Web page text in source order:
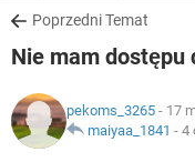
SPOTIFY
INSTAGRAM
WINDOWS 10
INSTAGRAM
WINDOWS 10
DO POBRANIA
ANDROID
GRY
IOS
COVID-19
GRY
ARTYKUŁY
Poprzedni Temat
Nie mam dostępu
pekoms_3265 - 17
maiyaa_1841 - 4